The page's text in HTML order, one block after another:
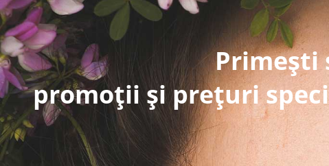
Primești
promoții și prețuri